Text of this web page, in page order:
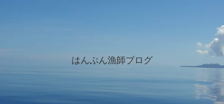
はんぶん漁師ブログ